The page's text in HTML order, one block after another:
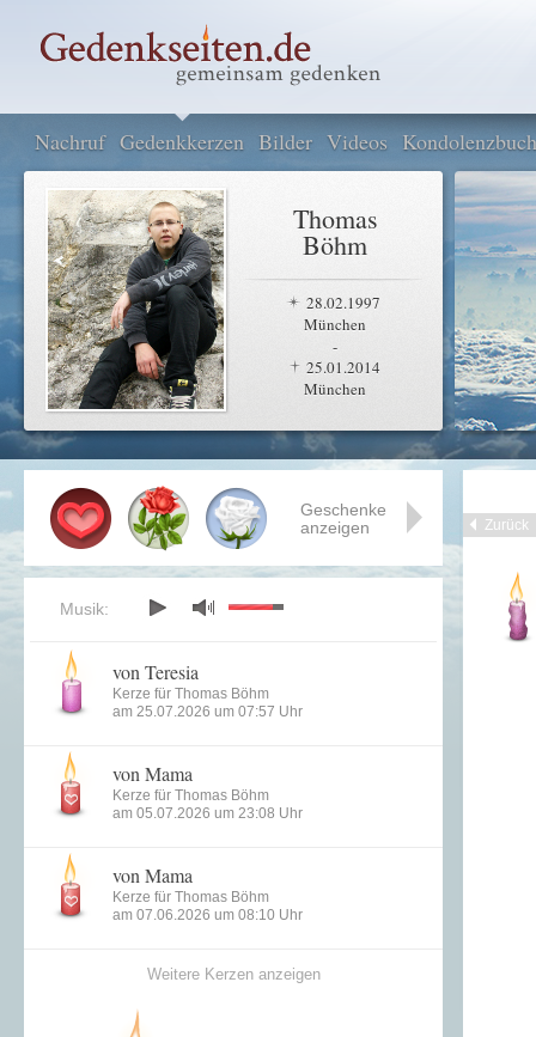
Nachruf Gedenkkerzen Bilder Videos Kondolenzbuch
Thomas
Böhm
28.02.1997
München
-
25.01.2014
München
Zurück
Geschenke
anzeigen
Musik:
von Teresia
Kerze für Thomas Böhm
am 25.07.2026 um 07:57 Uhr
von Mama
Kerze für Thomas Böhm
am 05.07.2026 um 23:08 Uhr
von Mama
Kerze für Thomas Böhm
am 07.06.2026 um 08:10 Uhr
Weitere Kerzen anzeigen